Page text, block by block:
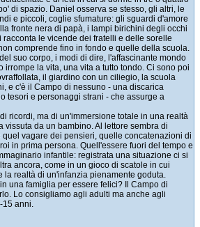
di spazio. Daniel osserva se stesso, gli altri, le
e piccoli, coglie sfumature: gli sguardi d'amore
fronte nera di papà, i lampi birichini degli occhi
le vicende dei fratelli e delle sorelle
comprende fino in fondo e quelle della scuola.
suo corpo, i modi di dire, l'affascinante mondo
la vita, una vita a tutto tondo. Ci sono poi
il giardino con un ciliegio, la scuola
e c'è il Campo di nessuno - una discarica
tesori e personaggi strani - che assurge a
ricordi, ma di un'immersione totale in una realtà
vissuta da un bambino. Al lettore sembra di
vagare dei pensieri, quelle concatenazioni di
in prima persona. Quell'essere fuori del tempo e
infantile: registrata una situazione ci si
ancora, come in un gioco di scatole in cui
la realtà di un'infanzia pienamente goduta.
una famiglia per essere felici? Il Campo di
Lo consigliamo agli adulti ma anche agli
anni.